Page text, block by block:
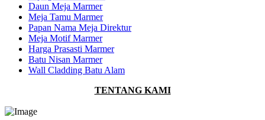
Daun Meja Marmer
Meja Tamu Marmer
Papan Nama Meja Direktur
Meja Motif Marmer
Harga Prasasti Marmer
Batu Nisan Marmer
Wall Cladding Batu Alam
TENTANG KAMI